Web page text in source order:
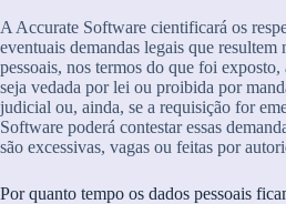
A Accurate Software cientificará os
eventuais demandas legais que
pessoais, nos termos do que foi
seja vedada por lei ou proibida por
judicial ou, ainda, se a requisição for
Software poderá contestar essas
são excessivas, vagas ou feitas por
Por quanto tempo os dados pessoais